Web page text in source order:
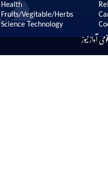
Health
Fruits/Vegitable/Herbs
Science Technology